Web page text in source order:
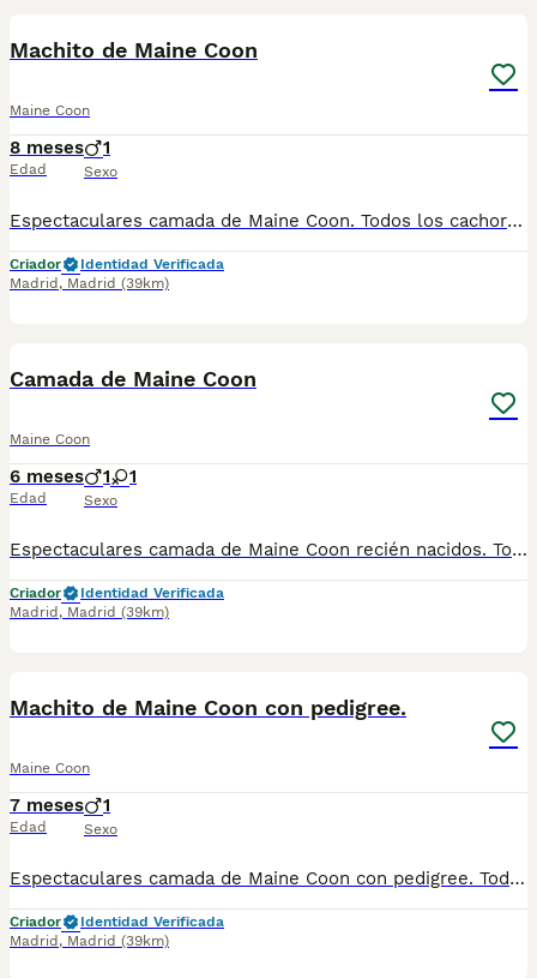
Machito de Maine Coon
Maine Coon
8 meses
Edad
1
Sexo
Espectaculares camada de Maine Coon. Todos los cachorritos se entregan con unos dos meses y medio de edad y sus vacunas correspondientes, desparasitados interna y externamente, con certificado de salud, y garantía tanto por enfermedad vírica como congénito genética. Posibilidad de entregar en toda España mediante transporte propio preparado para animales y con chofer privado. Los precios pueden variar según las características y morfología de cada cachorro. Añádenos al whats app o llámanos, y encantados atenderemos todas tus dudas y consultas. Teléfono / Whats app: 641 92 23 90
Criador
Identidad Verificada
Madrid , Madrid (39km)
Camada de Maine Coon
Maine Coon
6 meses
Edad
1 1
Sexo
Espectaculares camada de Maine Coon recién nacidos. Todos los cachorritos se entregan con unos dos meses y medio de edad y sus vacunas correspondientes, desparasitados interna y externamente, con certificado de salud, y garantía tanto por enfermedad vírica como congénito genética. Posibilidad de entregar en toda España mediante transporte propio preparado para animales y con chofer privado. Los precios pueden variar según las características y morfología de cada cachorro. Añádenos al whats app o llámanos, y encantados atenderemos todas tus dudas y consultas. Teléfono / Whats app: 641 92 23 90
Criador
Identidad Verificada
Madrid , Madrid (39km)
Machito de Maine Coon con pedigree.
Maine Coon
7 meses
Edad
1
Sexo
Espectaculares camada de Maine Coon con pedigree. Todos los cachorritos se entregan con unos dos meses y medio de edad y sus vacunas correspondientes, desparasitados interna y externamente, con certificado de salud, y garantía tanto por enfermedad vírica como congénito genética. Posibilidad de entregar en toda España mediante transporte propio preparado para animales y con chofer privado. Los precios pueden variar según las características y morfología de cada cachorro. Añádenos al whats app o llámanos, y encantados atenderemos todas tus dudas y consultas. Teléfono / Whats app: 641 92 23 90
Criador
Identidad Verificada
Madrid , Madrid (39km)